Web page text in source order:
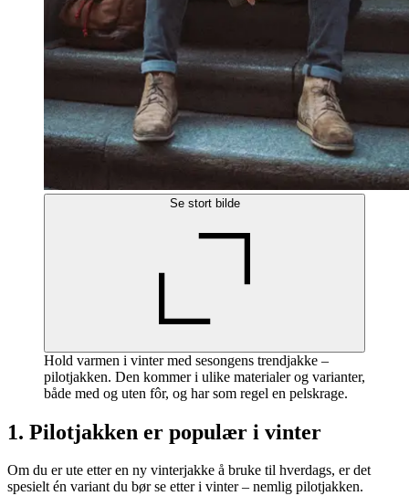
Se stort bilde
Hold varmen i vinter med sesongens trendjakke –
pilotjakken. Den kommer i ulike materialer og varianter,
både med og uten fôr, og har som regel en pelskrage.
1. Pilotjakken er populær i vinter
Om du er ute etter en ny vinterjakke å bruke til hverdags, er det
spesielt én variant du bør se etter i vinter – nemlig pilotjakken.